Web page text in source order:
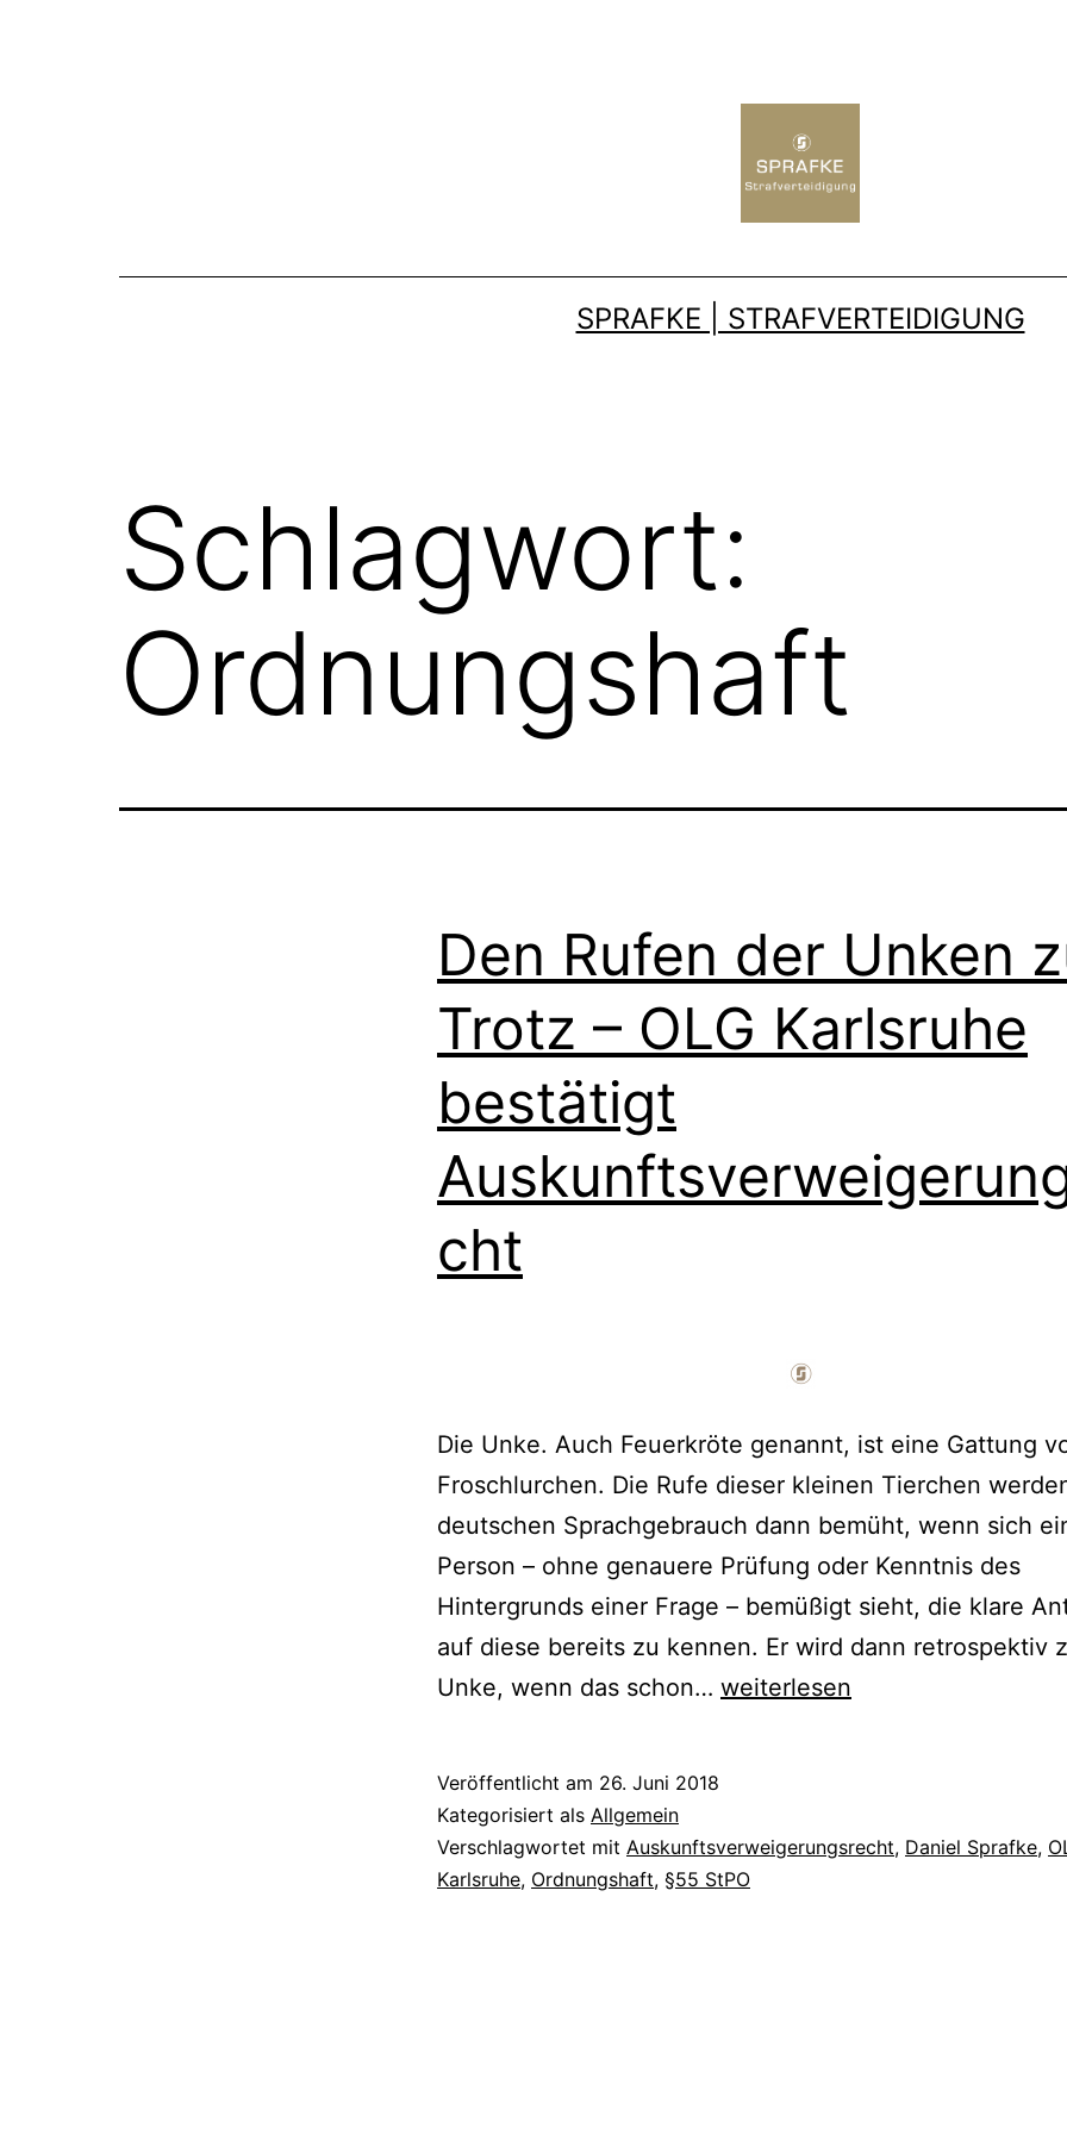
SPRAFKE | STRAFVERTEIDIGUNG
Schlagwort:
Ordnungshaft
Den Rufen der Unken
Trotz – OLG Karlsruhe
bestätigt
cht
Die Unke. Auch Feuerkröte genannt, ist eine Gattung
Froschlurchen. Die Rufe dieser kleinen Tierchen
deutschen Sprachgebrauch dann bemüht, wenn sich
Person – ohne genauere Prüfung oder Kenntnis des
Hintergrunds einer Frage – bemüßigt sieht, die klare
auf diese bereits zu kennen. Er wird dann retrospektiv
Unke, wenn das schon… weiterlesen
Veröffentlicht am 26. Juni 2018
Kategorisiert als Allgemein
Verschlagwortet mit Auskunftsverweigerungsrecht, Daniel Sprafke,
Karlsruhe, Ordnungshaft, §55 StPO